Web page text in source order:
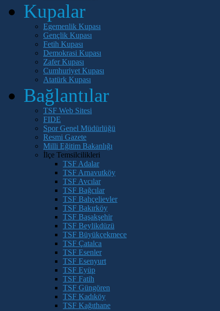
Kupalar
Egemenlik Kupası
Gençlik Kupası
Fetih Kupası
Demokrasi Kupası
Zafer Kupası
Cumhuriyet Kupası
Atatürk Kupası
Bağlantılar
TSF Web Sitesi
FIDE
Spor Genel Müdürlüğü
Resmi Gazete
Milli Eğitim Bakanlığı
İlçe Temsilcilikleri
TSF Adalar
TSF Arnavutköy
TSF Avcılar
TSF Bağcılar
TSF Bahçelievler
TSF Bakırköy
TSF Başakşehir
TSF Beylikdüzü
TSF Büyükçekmece
TSF Çatalca
TSF Esenler
TSF Esenyurt
TSF Eyüp
TSF Fatih
TSF Güngören
TSF Kadıköy
TSF Kağıthane